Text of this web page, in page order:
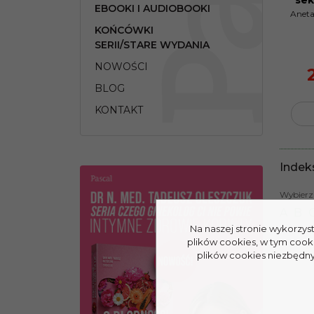
EBOOKI I AUDIOBOOKI
KOŃCÓWKI
SERII/STARE WYDANIA
NOWOŚCI
BLOG
KONTAKT
Na naszej stronie
plików cookies, w tym
plików cookies